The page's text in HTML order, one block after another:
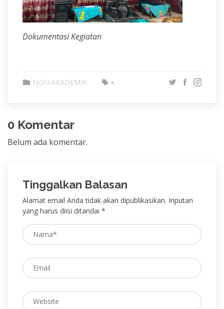
Dokumentasi Kegiatan
NON AKADEMIK -
0 Komentar
Belum ada komentar.
Tinggalkan Balasan
Alamat email Anda tidak akan dipublikasikan. Inputan
yang harus diisi ditandai *